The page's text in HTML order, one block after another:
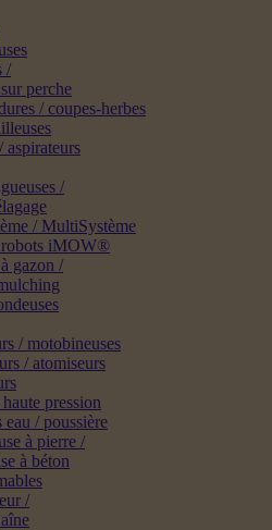
/
perche
/ coupes-herbes
aspirateurs
/
/ MultiSystème
robots iMOW®
gazon /
/ motobineuses
/ atomiseurs
pression
eau / poussière
à pierre /
à béton
/